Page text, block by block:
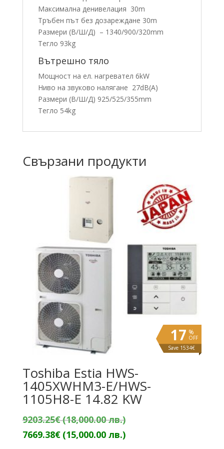
Максимална денивелация 30m
Тръбен път без дозареждане 30m
Размери (В/Ш/Д) – 1340/900/320mm
Тегло 93kg
Вътрешно тяло
Мощност на ел. нагревател 6kW
Ниво на звуково налягане 27dB(A)
Размери (В/Ш/Д) 925/525/355mm
Тегло 54kg
Свързани продукти
%
OFF
17
Save 1534€
Toshiba Estia HWS-
1405XWHM3-E/HWS-
1105H8-E 14.82 KW
9203.25€(18,000.00 лв.)Original
price
7669.38€ (15,000.00 лв.)Текущата